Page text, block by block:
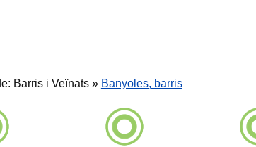
Barris i Veïnats » Banyoles, barris